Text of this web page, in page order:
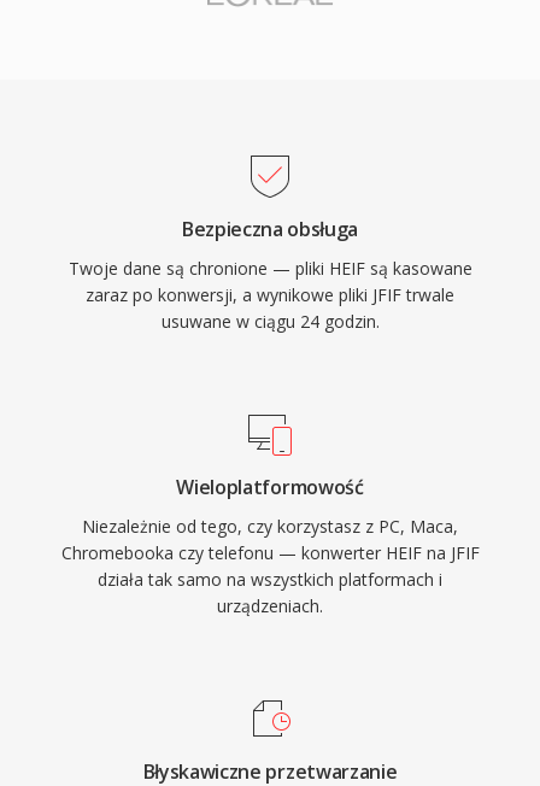
Bezpieczna obsługa
Twoje dane są chronione — pliki HEIF są kasowane
zaraz po konwersji, a wynikowe pliki JFIF trwale
usuwane w ciągu 24 godzin.
Wieloplatformowość
Niezależnie od tego, czy korzystasz z PC, Maca,
Chromebooka czy telefonu — konwerter HEIF na JFIF
działa tak samo na wszystkich platformach i
urządzeniach.
Błyskawiczne przetwarzanie